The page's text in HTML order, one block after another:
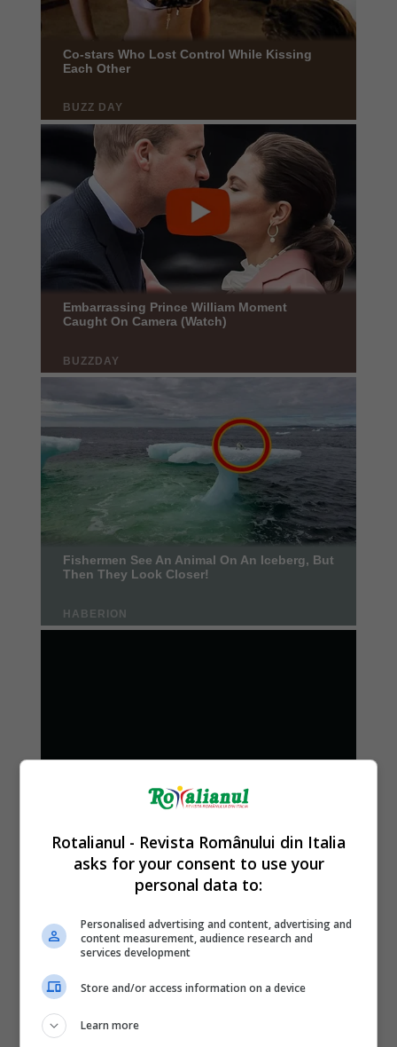
Rotalianul - Revista Românului din Italia
asks for your consent to use your
personal data to:
Personalised advertising and content, advertising and
content measurement, audience research and
services development
Store and/or access information on a device
Learn more